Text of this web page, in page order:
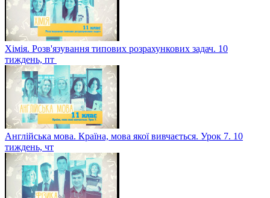
Хімія. Розв'язування типових розрахункових задач. 10
тиждень, пт
Англійська мова. Країна, мова якої вивчається. Урок 7. 10
тиждень, чт